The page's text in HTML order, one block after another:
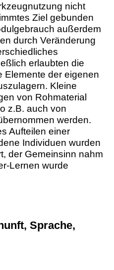
nicht
Ziel gebunden
außerdem
durch Veränderung
erlaubten die
Elemente der eigenen
Kleine
von Rohmaterial
z.B. auch von
werden.
Aufteilen einer
Individuen wurden
der Gemeinsinn nahm
Lernen wurde
Sprache,